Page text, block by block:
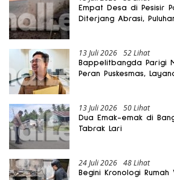
Empat Desa di Pesisir
Diterjang Abrasi,
13 Juli 2026 52 Lihat
Bappelitbangda Parigi
Peran Puskesmas,
13 Juli 2026 50 Lihat
Dua Emak-emak di
Tabrak Lari
24 Juli 2026 48 Lihat
Begini Kronologi